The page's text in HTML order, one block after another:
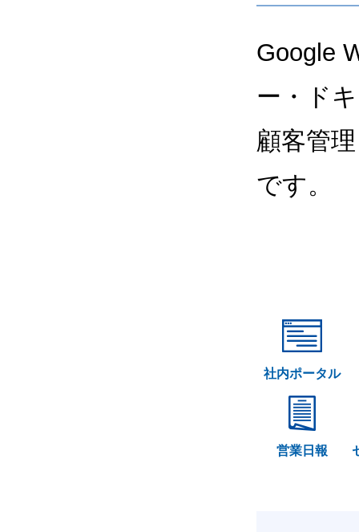
Google
ー・ド
顧客管
です。
社内ポータル
営業日報